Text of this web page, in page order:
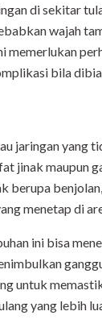
di sekitar
wajah
memerlukan
bila
jaringan yang
jinak maupun
berupa
menetap di
ini bisa
untuk
yang lebih